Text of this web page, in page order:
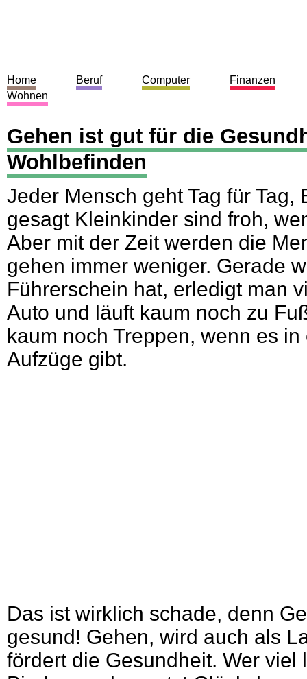
Gehen ist gut für die
Wohlbefinden
Jeder Mensch geht Tag für Tag,
gesagt Kleinkinder sind froh,
Aber mit der Zeit werden die
gehen immer weniger. Gerade
Führerschein hat, erledigt man
Auto und läuft kaum noch zu
kaum noch Treppen, wenn es
Aufzüge gibt.
Das ist wirklich schade, denn
gesund! Gehen, wird auch als
fördert die Gesundheit. Wer viel
Home Beruf Computer
Finanzen
Wohnen